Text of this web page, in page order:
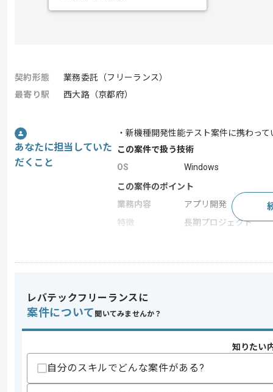
契約形態
業務委託（フリーランス）
最寄り駅
西大路（京都府）
あなたに担当していた
だくこと
・新機種開発性能テスト案件に携わっ
この案件で扱う技術
OS
Windows
この案件のポイント
業務内容
アプリ開発
特徴
長期プロジェクト
歓迎スキル
レバテックフリーランスに
案件について 聞いてみませんか？
知りたい
自分のスキルでどんな案件がある?